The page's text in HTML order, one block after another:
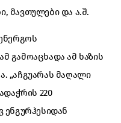
მავთულები და ა.შ.
გამოაცხადა ამ ხაზის
„აჩგუარას მაღალი
220
ენგურჰესიდან